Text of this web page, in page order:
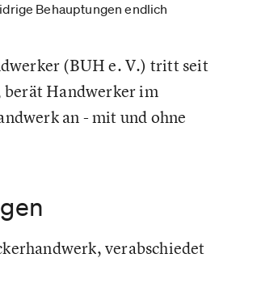
Behauptungen endlich
(BUH e. V.) tritt seit
berät Handwerker im
an - mit und ohne
verabschiedet